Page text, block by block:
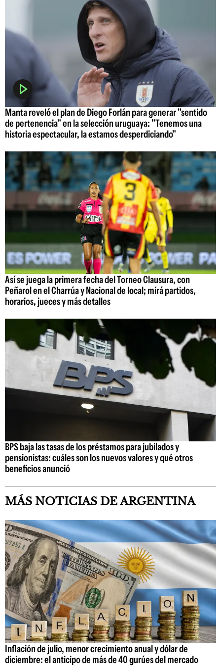
Manta reveló el plan de Diego Forlán para generar "sentido
de pertenencia" en la selección uruguaya: "Tenemos una
historia espectacular, la estamos desperdiciando"
Así se juega la primera fecha del Torneo Clausura, con
Peñarol en el Charrúa y Nacional de local; mirá partidos,
horarios, jueces y más detalles
BPS baja las tasas de los préstamos para jubilados y
pensionistas: cuáles son los nuevos valores y qué otros
beneficios anunció
MÁS NOTICIAS DE ARGENTINA
Inflación de julio, menor crecimiento anual y dólar de
diciembre: el anticipo de más de 40 gurúes del mercado